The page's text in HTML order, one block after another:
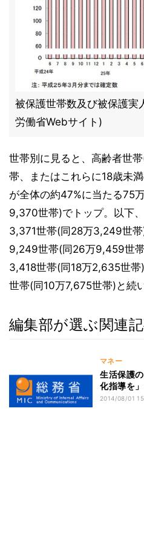
被保護世帯数及び被保護実
労働省Webサイト)
世帯別に見ると、高齢者世
帯、またはこれらに18歳未
が全体の約47%に当たる75
9,370世帯)でトップ。以下
3,371世帯(同28万3,249世
9,249世帯(同26万9,459世
3,418世帯(同18万2,635世
世帯(同10万7,675世帯)と続い
編集部が選ぶ関連
マネー
生活保護
化指導を
2014/08/01